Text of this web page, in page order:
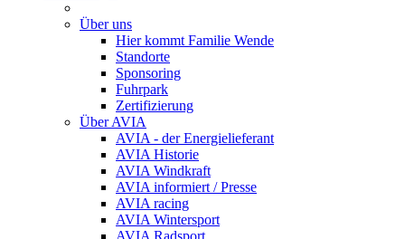
Über uns
Hier kommt Familie Wende
Standorte
Sponsoring
Fuhrpark
Zertifizierung
Über AVIA
AVIA - der Energielieferant
AVIA Historie
AVIA Windkraft
AVIA informiert / Presse
AVIA racing
AVIA Wintersport
AVIA Radsport